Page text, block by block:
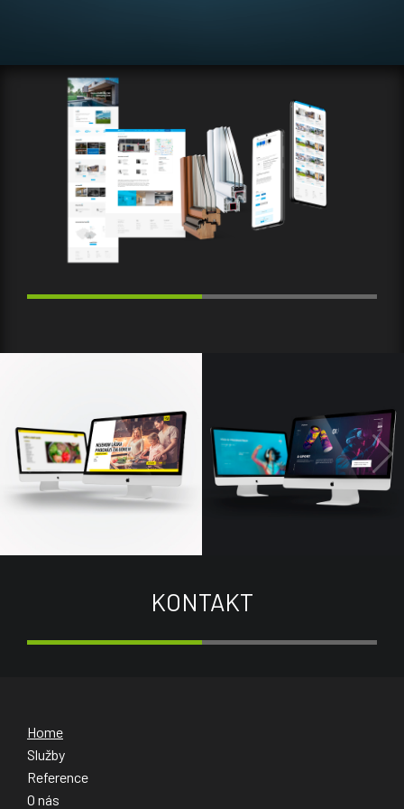
KONTAKT
Home
Služby
Reference
O nás